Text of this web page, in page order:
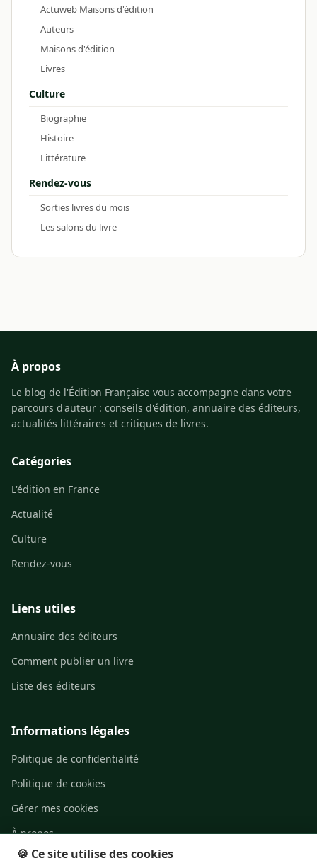
Actuweb Maisons d'édition
Auteurs
Maisons d'édition
Livres
Culture
Biographie
Histoire
Littérature
Rendez-vous
Sorties livres du mois
Les salons du livre
À propos
Le blog de l'Édition Française vous accompagne dans votre
parcours d'auteur : conseils d'édition, annuaire des éditeurs,
actualités littéraires et critiques de livres.
Catégories
L'édition en France
Actualité
Culture
Rendez-vous
Liens utiles
Annuaire des éditeurs
Comment publier un livre
Liste des éditeurs
Informations légales
Politique de confidentialité
Politique de cookies
Gérer mes cookies
À propos
🍪 Ce site utilise des cookies